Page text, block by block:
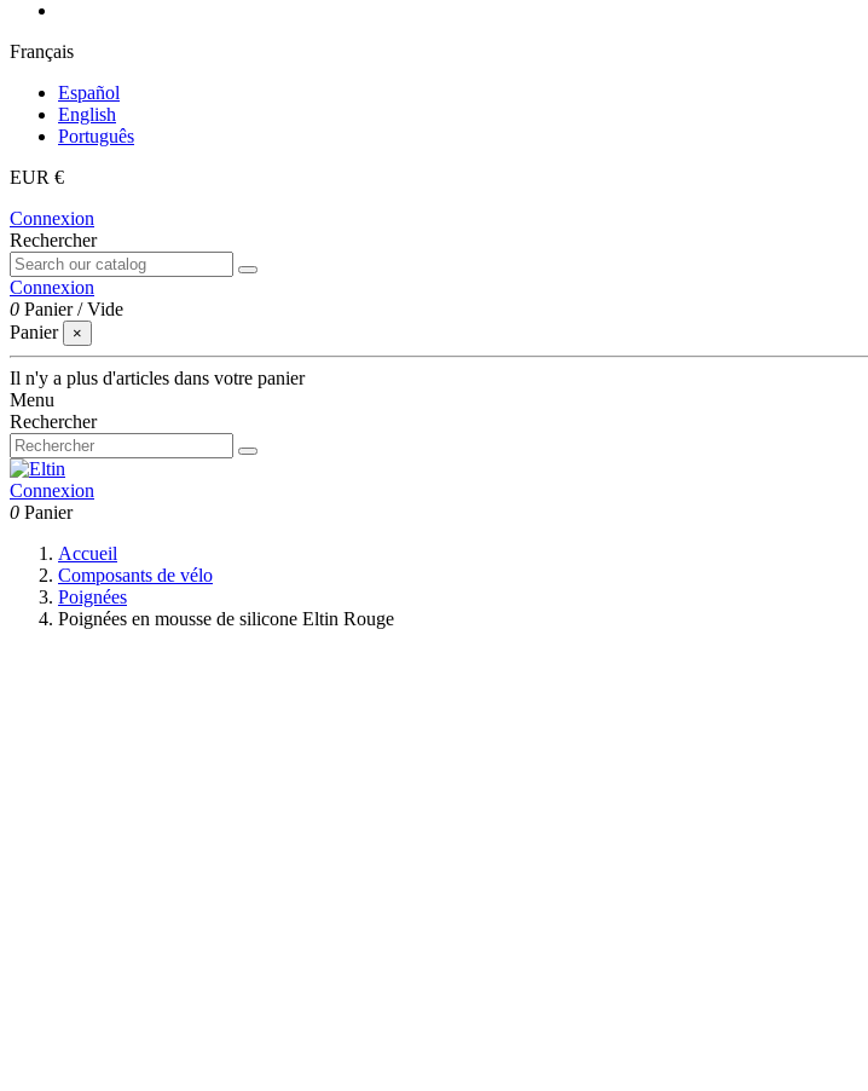
Français
Español
English
Português
EUR €
Connexion
Rechercher
Connexion
0 Panier /Vide
Panier
×
Il n'y a plus d'articles dans votre panier
Menu
Rechercher
Connexion
0 Panier
Accueil
Composants de vélo
Poignées
Poignées en mousse de silicone Eltin Rouge